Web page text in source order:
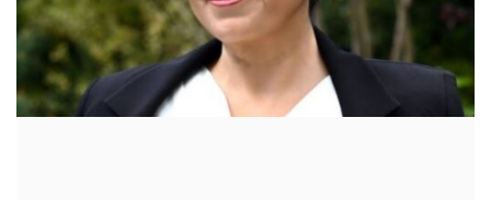
Glumci
Contact
Login